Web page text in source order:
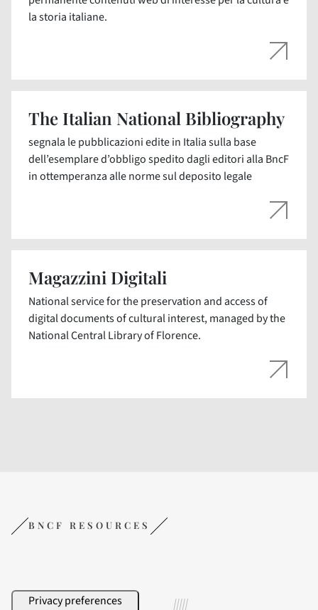
la storia italiane.
The Italian National Bibliography
segnala le pubblicazioni edite in Italia sulla base
dell’esemplare d’obbligo spedito dagli editori alla BncF
in ottemperanza alle norme sul deposito legale
Magazzini Digitali
National service for the preservation and access of
digital documents of cultural interest, managed by the
National Central Library of Florence.
BNCF RESOURCES